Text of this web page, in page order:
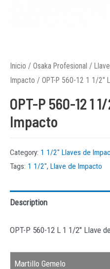
Inicio / Osaka Profesional /
Impacto / OPT-P 560-12 1 1/2″
OPT-P 560-12 1
Impacto
Category: 1 1/2″ Llaves de
Tags: 1 1/2", Llave de Impacto
Description
OPT-P 560-12 L 1 1/2″ Llave
Martillo Gemelo